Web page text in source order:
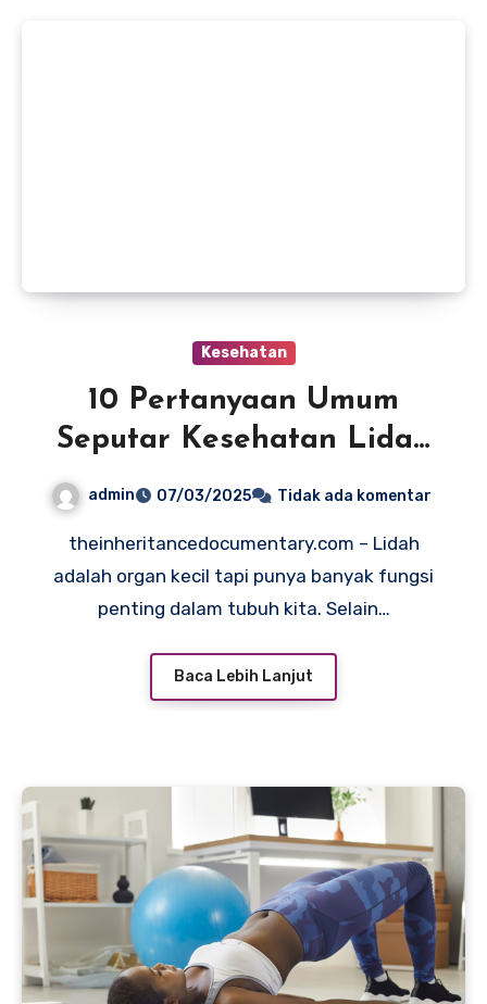
Kesehatan
10 Pertanyaan Umum
Seputar Kesehatan Lidah
admin 07/03/2025 Tidak ada komentar
theinheritancedocumentary.com – Lidah
adalah organ kecil tapi punya banyak fungsi
penting dalam tubuh kita. Selain…
Baca Lebih Lanjut